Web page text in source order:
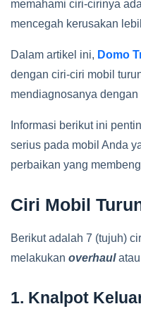
memahami ciri-cirinya
mencegah kerusakan
Dalam artikel ini, Domo
dengan ciri-ciri mobil
mendiagnosanya dengan
Informasi berikut ini
serius pada mobil Anda
perbaikan yang
Ciri Mobil
Berikut adalah 7 (tujuh)
melakukan overhaul
1. Knalpot